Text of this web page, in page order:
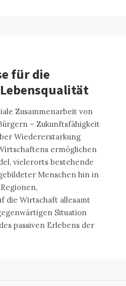
für die
Zusammenarbeit von
– Zukunftsfähigkeit
Wiedererstarkung
ermöglichen
vielerorts bestehende
Menschen hin in
die Wirtschaft allesamt
Situation
passiven Erlebens der